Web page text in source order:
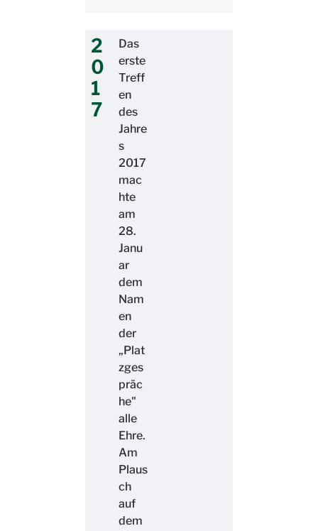
2
0
1
7
Das
erste
Treff
en
des
Jahre
s
2017
mac
hte
am
28.
Janu
ar
dem
Nam
en
der
„Plat
zges
präc
he"
alle
Ehre.
Am
Plaus
ch
auf
dem